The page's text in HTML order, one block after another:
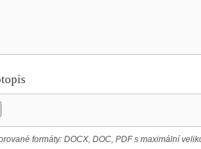
formáty: DOCX, DOC, PDF s maximální